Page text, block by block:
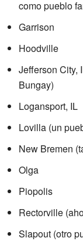
como pueblo
Garrison
Hoodville
Jefferson City,
Bungay)
Logansport, IL
Lovilla (un
New Bremen
Olga
Piopolis
Rectorville
Slapout (otro